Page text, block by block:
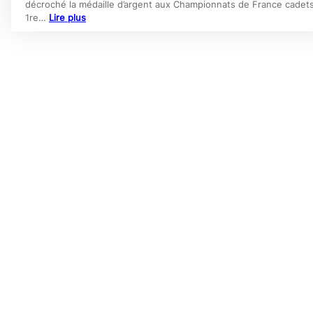
décroché la médaille d’argent aux Championnats de France
1re… Lire plus